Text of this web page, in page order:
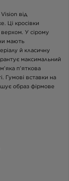
від
Ці кросівки
У сірому
мають
й класичну
максимальний
п’яткова
Гумові вставки на
образ фірмове